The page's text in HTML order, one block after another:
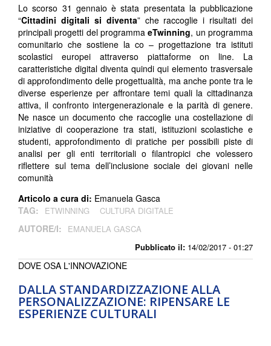
Pubblicato il: 14/02/2017 - 01:27
Lo scorso 31 gennaio è stata presentata la pubblicazione
“Cittadini digitali si diventa” che raccoglie i risultati dei
principali progetti del programmaeTwinning, un programma
comunitario che sostiene la co – progettazione tra istituti
scolastici europei attraverso piattaforme on line. La
caratteristiche digital diventa quindi qui elemento trasversale
di approfondimento delle progettualità, ma anche ponte tra le
diverse esperienze per affrontare temi quali la cittadinanza
attiva, il confronto intergenerazionale e la parità di genere.
Ne nasce un documento che raccoglie una costellazione di
iniziative di cooperazione tra stati, istituzioni scolastiche e
studenti, approfondimento di pratiche per possibili piste di
analisi per gli enti territoriali o filantropici che volessero
riflettere sul tema dell’inclusione sociale dei giovani nelle
comunità
Articolo a cura di: Emanuela Gasca
TAG:
ETWINNING CULTURA DIGITALE
AUTORE/I: EMANUELA GASCA
DALLA STANDARDIZZAZIONE ALLA
PERSONALIZZAZIONE: RIPENSARE LE
ESPERIENZE CULTURALI
DOVE OSA L'INNOVAZIONE